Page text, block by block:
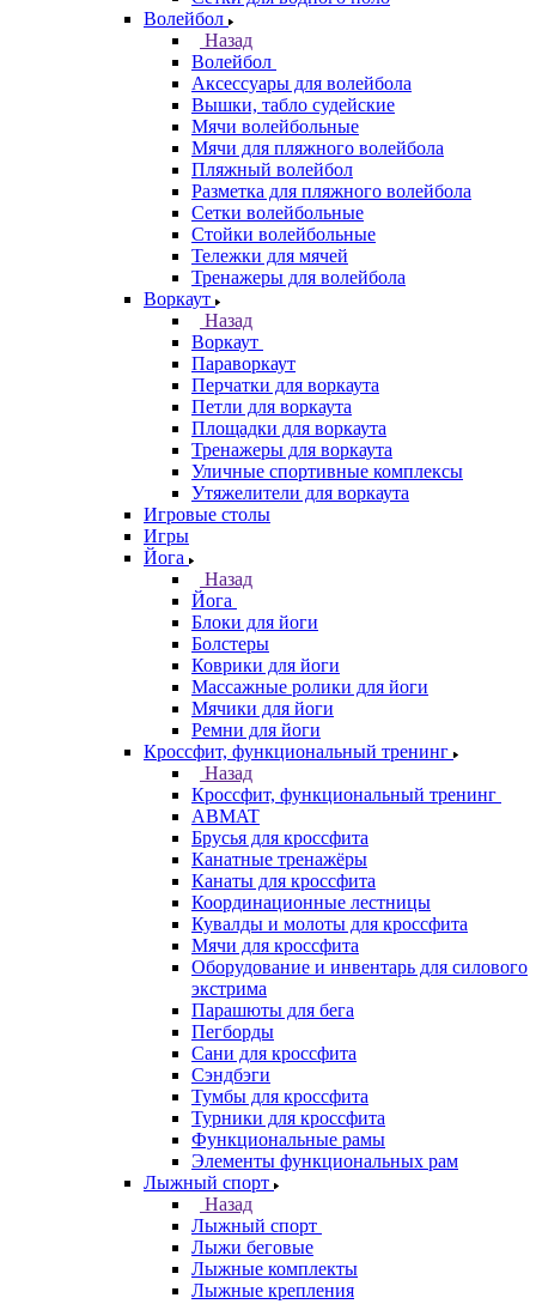
Волейбол
Назад
Волейбол
Аксессуары для волейбола
Вышки, табло судейские
Мячи волейбольные
Мячи для пляжного волейбола
Пляжный волейбол
Разметка для пляжного волейбола
Сетки волейбольные
Стойки волейбольные
Тележки для мячей
Тренажеры для волейбола
Воркаут
Назад
Воркаут
Параворкаут
Перчатки для воркаута
Петли для воркаута
Площадки для воркаута
Тренажеры для воркаута
Уличные спортивные комплексы
Утяжелители для воркаута
Игровые столы
Игры
Йога
Назад
Йога
Блоки для йоги
Болстеры
Коврики для йоги
Массажные ролики для йоги
Мячики для йоги
Ремни для йоги
Кроссфит, функциональный тренинг
Назад
Кроссфит, функциональный тренинг
ABMAT
Брусья для кроссфита
Канатные тренажёры
Канаты для кроссфита
Координационные лестницы
Кувалды и молоты для кроссфита
Мячи для кроссфита
Оборудование и инвентарь для силового
экстрима
Парашюты для бега
Пегборды
Сани для кроссфита
Сэндбэги
Тумбы для кроссфита
Турники для кроссфита
Функциональные рамы
Элементы функциональных рам
Лыжный спорт
Назад
Лыжный спорт
Лыжи беговые
Лыжные комплекты
Лыжные крепления